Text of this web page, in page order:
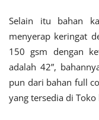
Selain itu bahan
menyerap keringat
150 gsm dengan
adalah 42”,
pun dari bahan full
yang tersedia di